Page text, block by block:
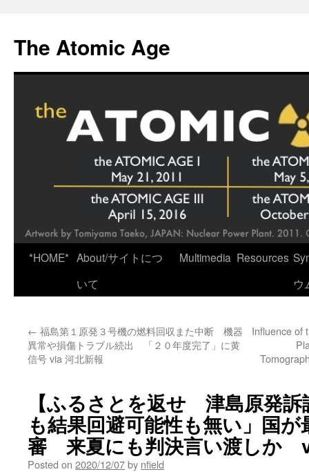
content
The Atomic Age
*HOME* About/サイトにつ
いて
Multimedia Resources
ウ
← 福島第１原発３号機の燃料回収また中断 機器
異常や損傷トラブル続出 「２０年度完了」に黄
信号 via 河北新報
Influence of
【ふるさとを返せ 津島原発訴
も結果回避可能性も無い」国
審 来夏にも判決言い渡しか
Posted on 2020/12/07by nfield